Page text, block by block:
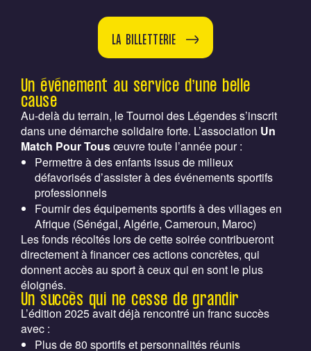
LA BILLETTERIE
Un événement au service d’une belle
cause
Au-delà du terrain, le Tournoi des Légendes s’inscrit
dans une démarche solidaire forte. L’association Un
Match Pour Tousœuvre toute l’année pour :
Permettre à des enfants issus de milieux
défavorisés d’assister à des événements sportifs
professionnels
Fournir des équipements sportifs à des villages en
Afrique (Sénégal, Algérie, Cameroun, Maroc)
Les fonds récoltés lors de cette soirée contribueront
directement à financer ces actions concrètes, qui
donnent accès au sport à ceux qui en sont le plus
éloignés.
Un succès qui ne cesse de grandir
L’édition 2025 avait déjà rencontré un franc succès
avec :
Plus de 80 sportifs et personnalités réunis